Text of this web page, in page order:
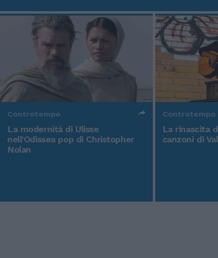
Controtempo
La modernità di Ulisse
nell'Odissea pop di Christopher
Nolan
Controtempo
La rinascita
canzoni di